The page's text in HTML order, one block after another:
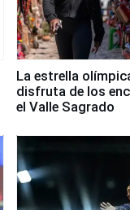
La estrella
disfruta de los
el Valle Sagrado